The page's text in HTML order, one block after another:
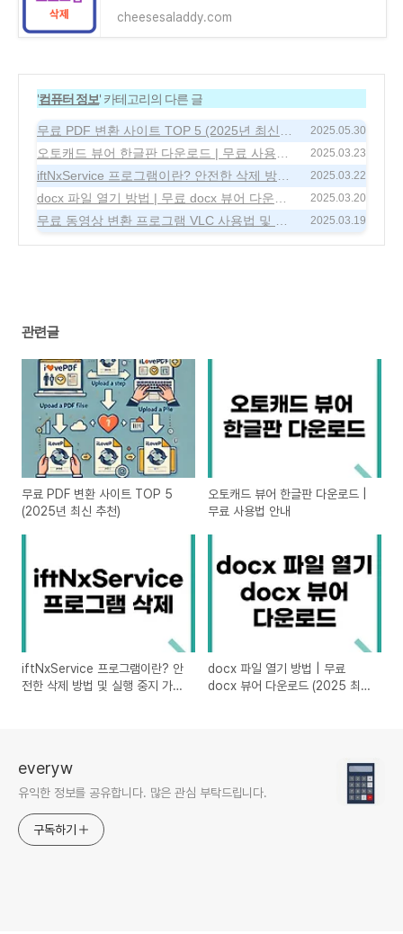
cheesesaladdy.com
'컴퓨터 정보' 카테고리의 다른 글
무료 PDF 변환 사이트 TOP 5 (2025년 최신
추천)
(0)
2025.05.30
오토캐드 뷰어 한글판 다운로드 | 무료 사용법
안내
(0)
2025.03.23
iftNxService 프로그램이란? 안전한 삭제 방법
및 실행 중지 가이드
(0)
2025.03.22
docx 파일 열기 방법 | 무료 docx 뷰어 다운로
드 (2025 최신)
(0)
2025.03.20
무료 동영상 변환 프로그램 VLC 사용법 및 다
2025.03.19
관련글
무료 PDF 변환 사이트 TOP 5
(2025년 최신 추천)
오토캐드 뷰어 한글판 다운로드 |
무료 사용법 안내
iftNxService 프로그램이란? 안
전한 삭제 방법 및 실행 중지 가이
docx 파일 열기 방법 | 무료
docx 뷰어 다운로드 (2025 최
everyw
유익한 정보를 공유합니다. 많은 관심 부탁드립니다.
구독하기